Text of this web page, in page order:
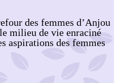
des femmes d’Anjou
milieu de vie enraciné
aspirations des femmes